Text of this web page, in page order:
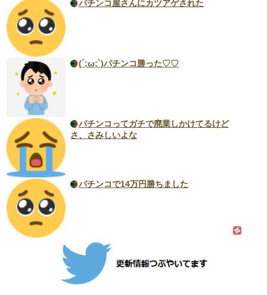
パチンコ屋さんにカツアゲされた
(´;ω;`)パチンコ勝った♡♡
パチンコってガチで廃業しかけてるけど
さ、さみしいよな
パチンコで14万円勝ちました